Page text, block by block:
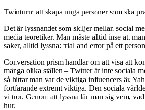
Twinturn: att skapa unga personer som ska
Det är lyssnandet som skiljer mellan social
media teoretiker. Man måste alltid inse att
saker, alltid lyssna: trial and error på ett
Conversation prism handlar om att visa att
många olika ställen – Twitter är inte sociala
så hittar man var de viktiga influencers är.
fortfarande extremt viktiga. Den sociala
vi tror. Genom att lyssna lär man sig vem,
hur.